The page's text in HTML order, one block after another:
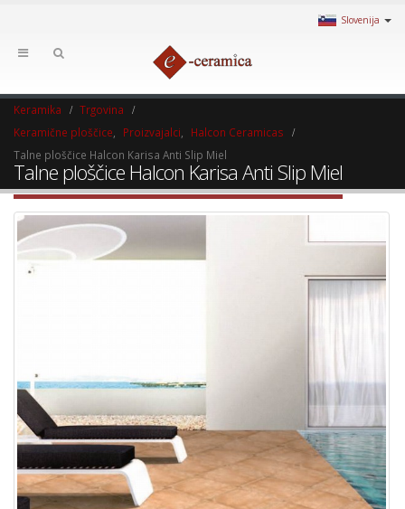
Slovenija
Keramika
Trgovina
Keramične ploščice
Proizvajalci
Halcon Ceramicas
Talne ploščice Halcon Karisa Anti Slip Miel
Talne ploščice Halcon Karisa Anti Slip Miel